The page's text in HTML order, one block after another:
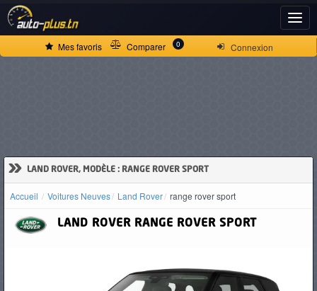
Connexion
Mes favoris Comparer 0
» LAND ROVER, MODÈLE : RANGE ROVER SPORT
Accueil Voitures Neuves Land Rover range rover sport
LAND ROVER RANGE ROVER SPORT
ACCUEIL
D'OCCASION